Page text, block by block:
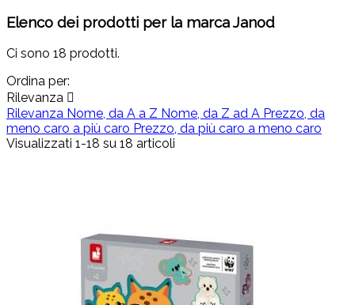
Elenco dei prodotti per la marca Janod
Ci sono 18 prodotti.
Ordina per:
Rilevanza 
Rilevanza Nome, da A a Z Nome, da Z ad A Prezzo, da
meno caro a più caro Prezzo, da più caro a meno caro
Visualizzati 1-18 su 18 articoli